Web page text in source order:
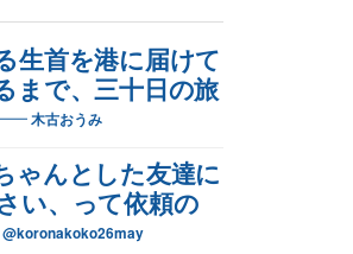
生首を港に届けて
まで、三十日の旅
木古おうみ
ゃんとした友達に
い、って依頼の
@koronakoko26may